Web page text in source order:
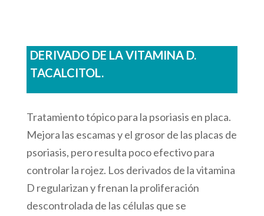
DERIVADO DE LA VITAMINA D.
TACALCITOL.
Tratamiento tópico para la psoriasis en placa.
Mejora las escamas y el grosor de las placas de
psoriasis, pero resulta poco efectivo para
controlar la rojez. Los derivados de la vitamina
D regularizan y frenan la proliferación
descontrolada de las células que se